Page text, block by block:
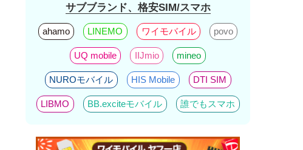
サブブランド、格安SIM/スマホ
ahamo LINEMO ワイモバイル povo
UQ mobile IIJmio mineo
NUROモバイル HIS Mobile DTI SIM
LIBMO BB.exciteモバイル 誰でもスマホ